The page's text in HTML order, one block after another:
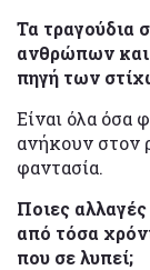
Τα τραγούδια
ανθρώπων και
πηγή των
Είναι όλα όσα
ανήκουν στον
φαντασία.
Ποιες
από τόσα
που σε λυπεί;